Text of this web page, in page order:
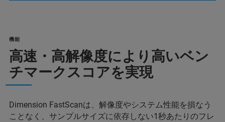
機能
高速・高解像度により高いベン
チマークスコアを実現
Dimension FastScanは、解像度やシステム性能を損なう
ことなく、サンプルサイズに依存しない1秒あたりのフレ